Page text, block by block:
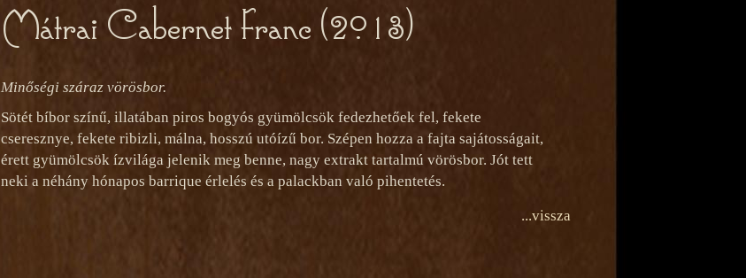
Mátrai Cabernet Franc (2013)
Minőségi száraz vörösbor.
Sötét bíbor színű, illatában piros bogyós gyümölcsök fedezhetőek fel, fekete
cseresznye, fekete ribizli, málna, hosszú utóízű bor. Szépen hozza a fajta sajátosságait,
érett gyümölcsök ízvilága jelenik meg benne, nagy extrakt tartalmú vörösbor. Jót tett
neki a néhány hónapos barrique érlelés és a palackban való pihentetés.
...vissza